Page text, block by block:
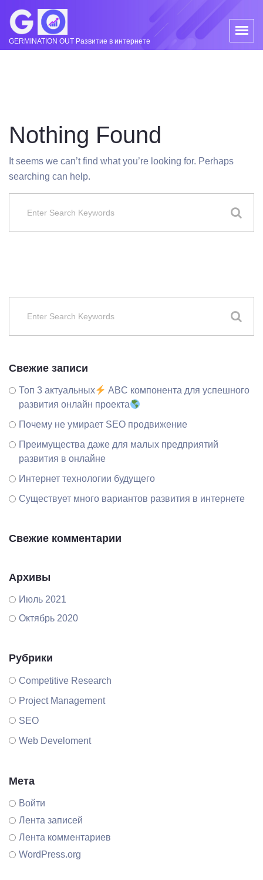
GERMINATION OUT Развитие в интернете
Nothing Found
It seems we can’t find what you’re looking for. Perhaps
searching can help.
Свежие записи
Топ 3 актуальных
ABC компонента для успешного
развития онлайн проекта
Почему не умирает SEO продвижение
Преимущества даже для малых предприятий
развития в онлайне
Интернет технологии будущего
Существует много вариантов развития в интернете
Свежие комментарии
Архивы
Июль 2021
Октябрь 2020
Рубрики
Competitive Research
Project Management
SEO
Web Develoment
Мета
Войти
Лента записей
Лента комментариев
WordPress.org